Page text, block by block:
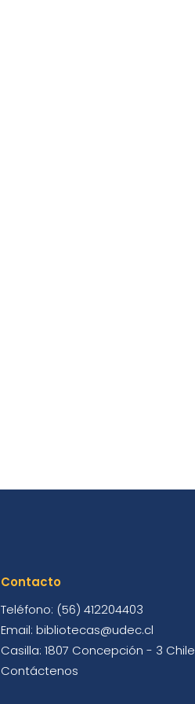
Contacto
Teléfono: (56) 412204403
Email: bibliotecas@udec.cl
Casilla: 1807 Concepción - 3 Chile
Contáctenos